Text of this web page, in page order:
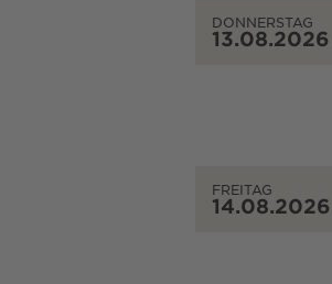
DONNERSTAG
13.08.2026
FREITAG
14.08.2026